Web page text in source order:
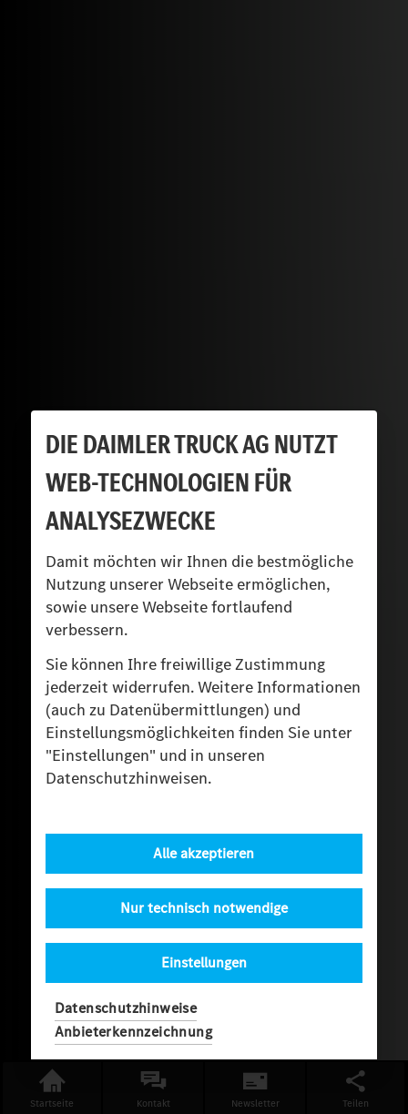
DIE DAIMLER TRUCK AG NUTZT
WEB-TECHNOLOGIEN FÜR
ANALYSEZWECKE
Damit möchten wir Ihnen die bestmögliche
Nutzung unserer Webseite ermöglichen,
sowie unsere Webseite fortlaufend
verbessern.
Sie können Ihre freiwillige Zustimmung
jederzeit widerrufen. Weitere Informationen
(auch zu Datenübermittlungen) und
Einstellungsmöglichkeiten finden Sie unter
"Einstellungen" und in unseren
Datenschutzhinweisen.
Einstellungen
Nur technisch notwendige
Alle akzeptieren
Datenschutzhinweise
Anbieterkennzeichnung
Startseite Kontakt Newsletter Teilen